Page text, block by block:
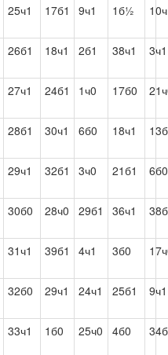
25ч1 17б1 9ч1 1б½
26б1 18ч1 2б1 38ч1 3ч1
27ч1 24б1 1ч0 17б0
28б1 30ч1 6б0 18ч1
29ч1 32б1 3ч0 21б1 6б0
30б0 28ч0 29б1 36ч1
31ч1 39б1 4ч1 3б0
32б0 29ч1 24ч1 25б1 9ч1
33ч1 1б0 25ч0 4б0